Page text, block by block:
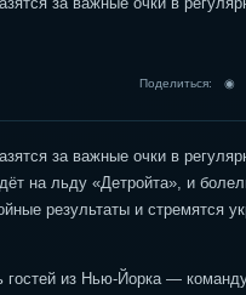
Поделиться:
за важные очки в
на льду «Детройта», и
результаты и стремятся
гостей из Нью-Йорка —